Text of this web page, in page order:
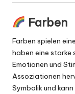
Farben
Farben spielen
haben eine starke
Emotionen und
Assoziationen
Symbolik und